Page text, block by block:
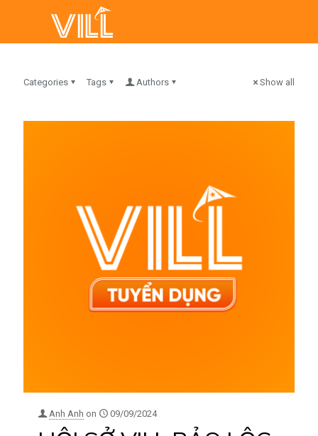
Categories Tags Authors Show all
Anh Anh on 09/09/2024